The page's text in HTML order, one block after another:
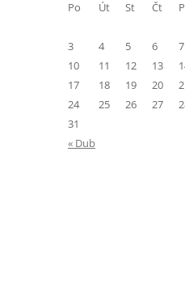
Po
Út St Čt
3
4 5 6 7
10
11 12 13
17
18 19 20
24
25 26 27
31
« Dub